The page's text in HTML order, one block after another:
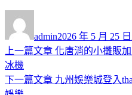
者
admin佈
日
2026 年 5 月 25 日
文
章
上一篇文章 上
篇
化唐消的小攤販
冰機
下一篇文章 下
九州娛樂城登入